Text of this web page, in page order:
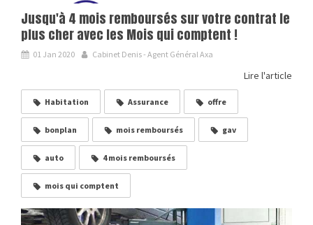
Jusqu'à 4 mois remboursés sur votre contrat le
plus cher avec les Mois qui comptent !
01 Jan 2020 Cabinet Denis - Agent Général Axa
Lire l'article
Habitation Assurance offre
bonplan mois remboursés gav
auto 4 mois remboursés
mois qui comptent